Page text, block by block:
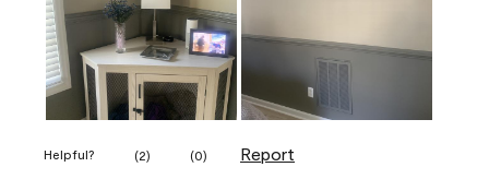
Helpful? (2) (0) Report